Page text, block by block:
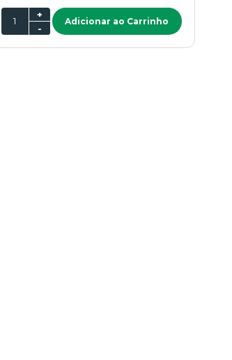
-
+
Adicionar ao Carrinho